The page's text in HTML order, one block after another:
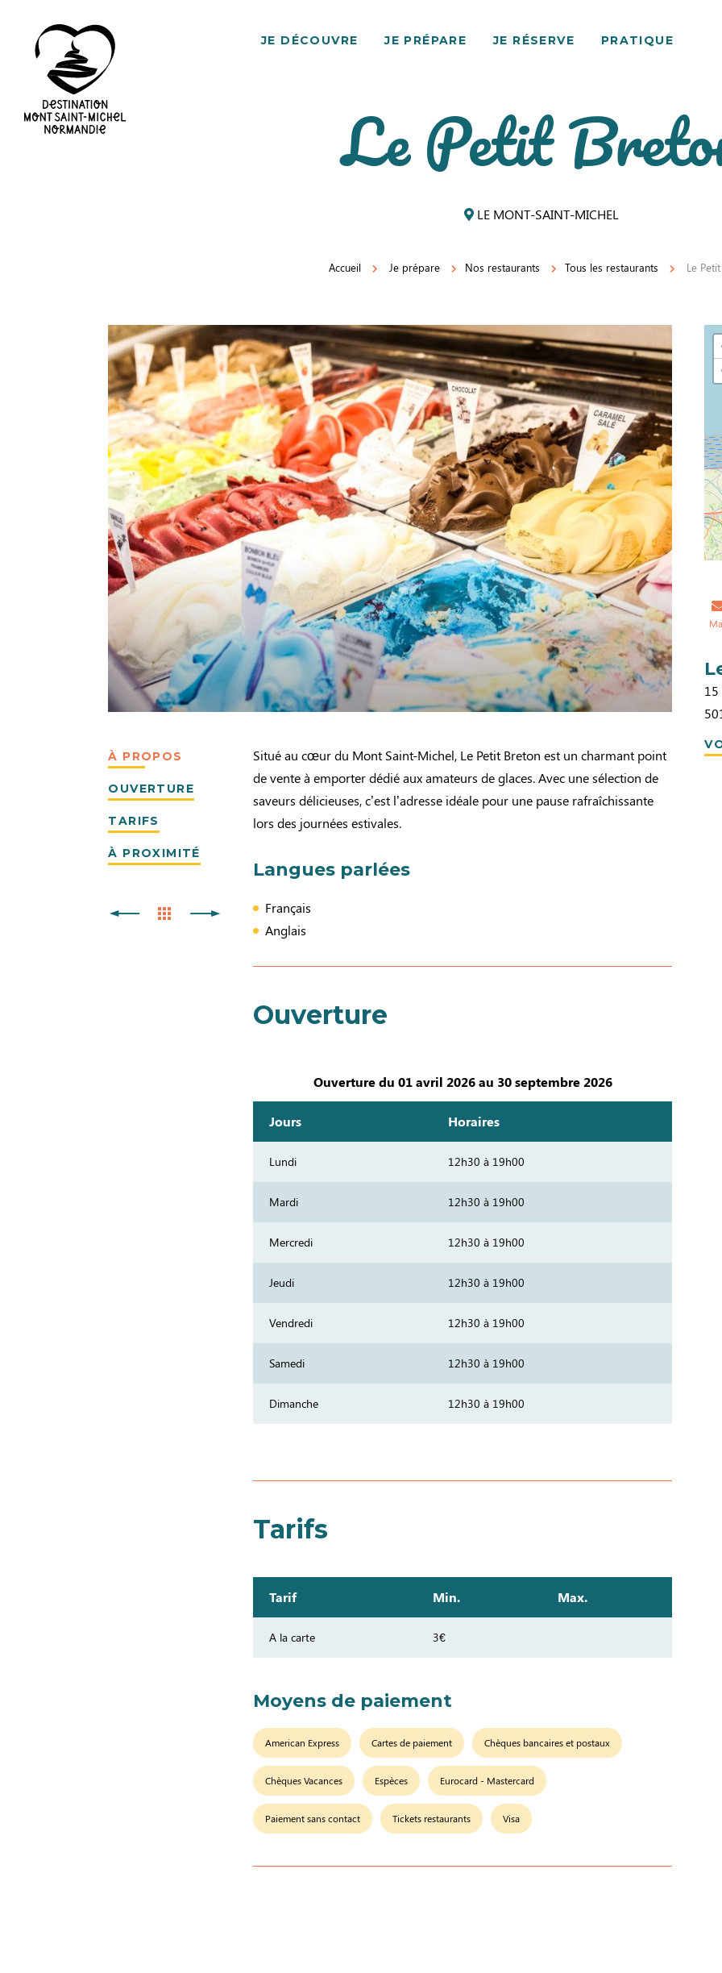
JE DÉCOUVRE JE PRÉPARE JE RÉSERVE PRATIQUE
Le Petit
LE MONT-SAINT-MICHEL
Accueil Je prépare Nos restaurants Tous les restaurants Le
À PROPOS
OUVERTURE
TARIFS
À PROXIMITÉ
Situé au cœur du Mont Saint-Michel, Le Petit Breton est un charmant point
de vente à emporter dédié aux amateurs de glaces. Avec une sélection de
saveurs délicieuses, c’est l’adresse idéale pour une pause rafraîchissante
lors des journées estivales.
Langues parlées
Français
Anglais
Ouverture
Ouverture du 01 avril 2026 au 30 septembre 2026
Jours Horaires
Lundi 12h30 à 19h00
Mardi 12h30 à 19h00
Mercredi 12h30 à 19h00
Jeudi 12h30 à 19h00
Vendredi 12h30 à 19h00
Samedi 12h30 à 19h00
Dimanche 12h30 à 19h00
Tarifs
Tarif Min. Max.
A la carte 3€
Moyens de paiement
American Express Cartes de paiement Chèques bancaires et postaux
Chèques Vacances Espèces Eurocard - Mastercard
Paiement sans contact Tickets restaurants Visa
15